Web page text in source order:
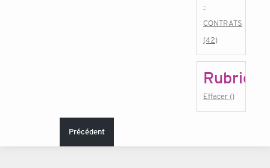
-
CONTRATS
(42)
Rubrique
Effacer ()
Précédent